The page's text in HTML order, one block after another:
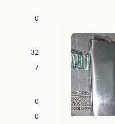
0
32
7
0
0